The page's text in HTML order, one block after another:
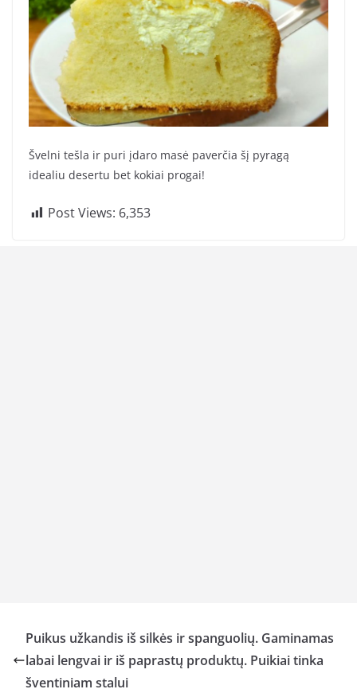
Švelni tešla ir puri įdaro masė paverčia šį pyragą
idealiu desertu bet kokiai progai!
Post Views: 6,353
Puikus užkandis iš silkės ir spanguolių. Gaminamas
labai lengvai ir iš paprastų produktų. Puikiai tinka
šventiniam stalui